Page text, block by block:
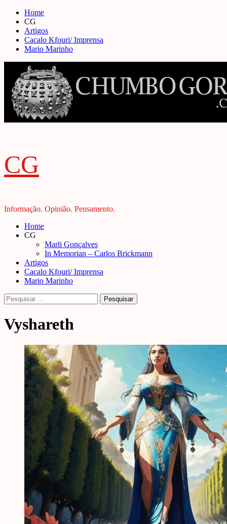
Skip
content
Home
CG
Artigos
Cacalo Kfouri/ Imprensa
Mario Marinho
CG
Informação. Opinião. Pensamento.
Primary
Menu
Home
CG
Marli Gonçalves
In Memorian – Carlos Brickmann
Artigos
Cacalo Kfouri/ Imprensa
Mario Marinho
Pesquisar
por:
Vyshareth